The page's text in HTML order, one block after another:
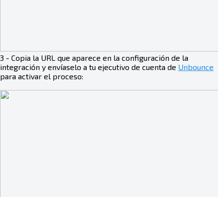
3 - Copia la URL que aparece en la configuración de la
integración y envíaselo a tu ejecutivo de cuenta de Unbounce
para activar el proceso: